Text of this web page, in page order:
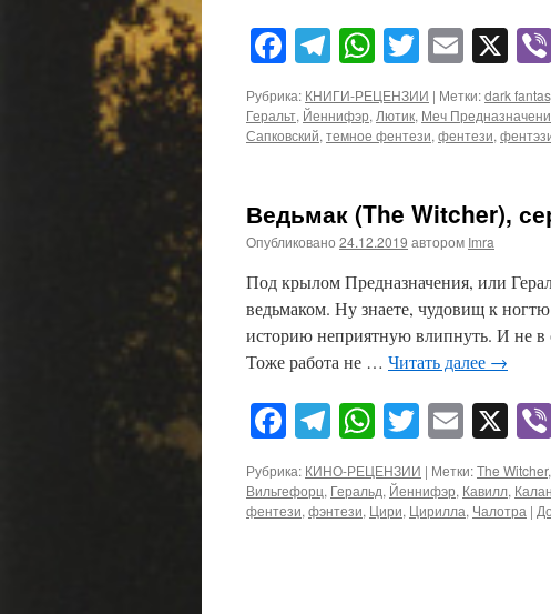
Facebook
Telegram
WhatsApp
Twitter
Email
X
Рубрика: КНИГИ-РЕЦЕНЗИИ | Метки:dark
Геральт, Йеннифэр,Лютик, Меч
Сапковский,темное фентези,фентези,
Ведьмак (The Witcher),
Опубликовано 24.12.2019 автором Imra
Под крылом Предназначения, или
ведьмаком. Ну знаете, чудовищ к
историю неприятную влипнуть. И не
Тоже работа не … Читать далее →
Facebook
Telegram
WhatsApp
Twitter
Email
X
Рубрика: КИНО-РЕЦЕНЗИИ | Метки:The Witcher,
Вильгефорц, Геральд, Йеннифэр, Кавилл,
фентези, фэнтези, Цири, Цирилла, Чалотра |